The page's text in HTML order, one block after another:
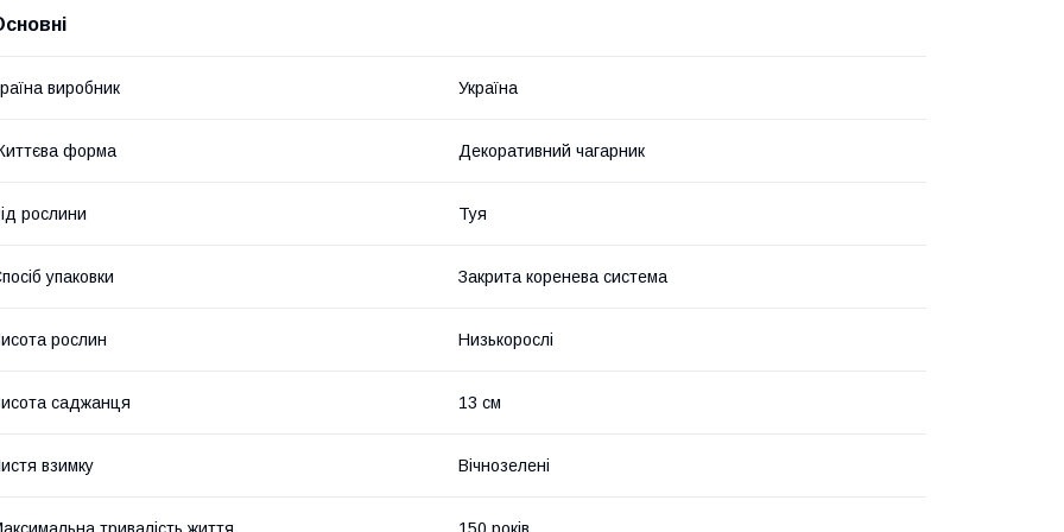
виробник Україна
форма Декоративний чагарник
рослини Туя
упаковки Закрита коренева система
рослин Низькорослі
саджанця 13 см
взимку Вічнозелені